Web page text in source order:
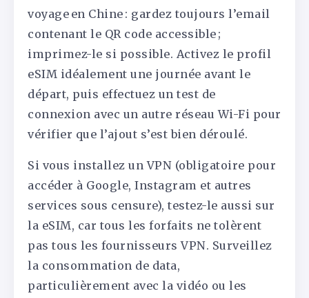
voyage en Chine : gardez toujours l’email
contenant le QR code accessible ;
imprimez-le si possible. Activez le profil
eSIM idéalement une journée avant le
départ, puis effectuez un test de
connexion avec un autre réseau Wi-Fi pour
vérifier que l’ajout s’est bien déroulé.
Si vous installez un VPN (obligatoire pour
accéder à Google, Instagram et autres
services sous censure), testez-le aussi sur
la eSIM, car tous les forfaits ne tolèrent
pas tous les fournisseurs VPN. Surveillez
la consommation de data,
particulièrement avec la vidéo ou les